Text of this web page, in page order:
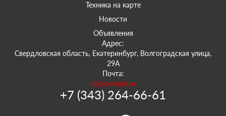
Техника на карте
Новости
Объявления
Адрес:
Свердловская область, Екатеринбург, Волгоградская улица,
29А
Почта:
66@sowork.ru
+7 (343) 264-66-61